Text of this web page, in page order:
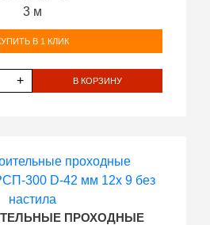
3 м
В 1 КЛИК
+ В КОРЗИНУ
ПРОХОДНЫЕ